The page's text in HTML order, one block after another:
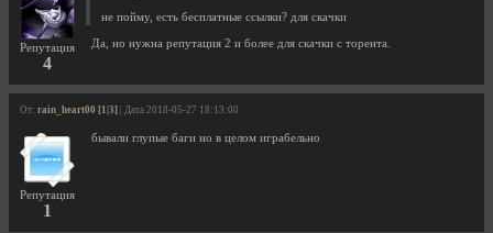
Репутация
4
не пойму, есть бесплатные ссылки? для скачки
Да, но нужна репутация 2 и более для скачки с торента.
От: rain_heart00 [1|3] | Дата 2018-05-27 18:13:00
Репутация
1
бывали глупые баги но в целом играбельно